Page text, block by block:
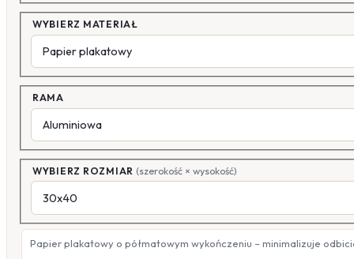
WYBIERZ MATERIAŁ
RAMA
WYBIERZ ROZMIAR (szerokość × wysokość)
Papier plakatowy o półmatowym wykończeniu – minimalizuje